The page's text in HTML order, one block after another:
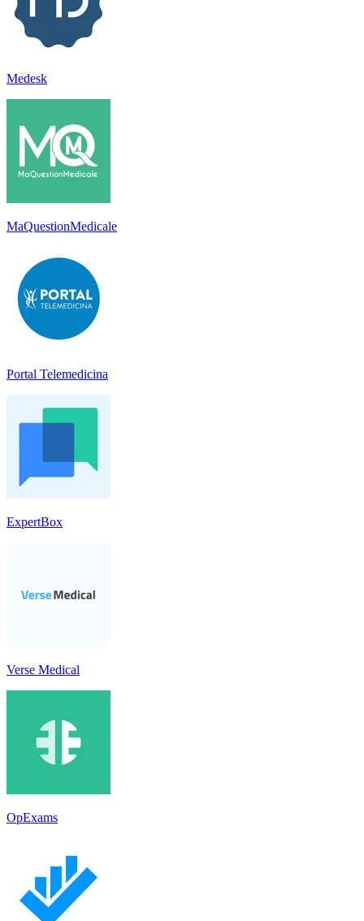
Medesk
MaQuestionMedicale
Portal Telemedicina
ExpertBox
Verse Medical
OpExams